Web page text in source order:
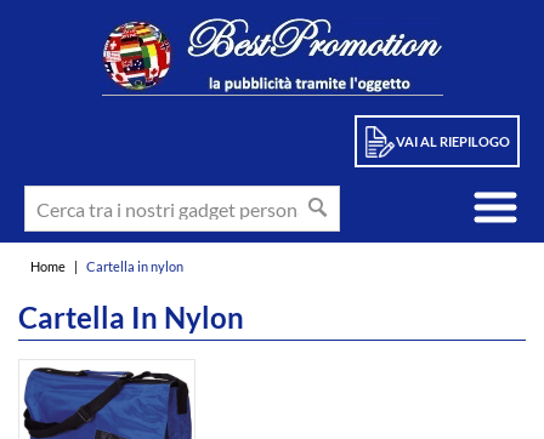
VAI AL RIEPILOGO
Home | Cartella in nylon
Cartella In Nylon